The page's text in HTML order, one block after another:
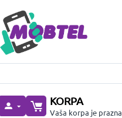
KORPA
Vaša korpa je prazna